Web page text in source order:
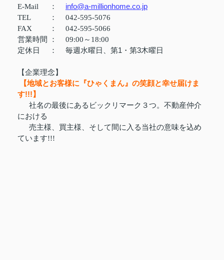
E-Mail
： info@a-millionhome.co.jp
TEL ：
042-595-5076
FAX
：
042-595-5066
営業時間
： 09:00～18:00
定休日 ： 毎週水曜日、第1・第3木曜日
【企業理念】
【地域とお客様に『ひゃくまん』の笑顔と幸せ届けま
す!!!】
社名の最後にあるビックリマーク３つ。不動産仲介
における
売主様、買主様、そして間に入る当社の意味を込め
ています!!!